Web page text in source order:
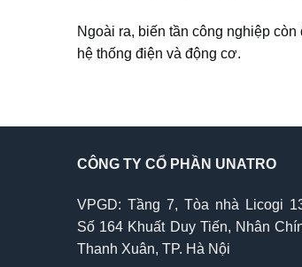
Ngoài ra, biến tần công nghiệp
hệ thống điện và động cơ.
CÔNG TY CỔ PHẦN UNATRO
VPGD: Tầng 7, Tòa nhà Licogi
Số 164 Khuất Duy Tiến, Nhân
Thanh Xuân, TP. Hà Nội